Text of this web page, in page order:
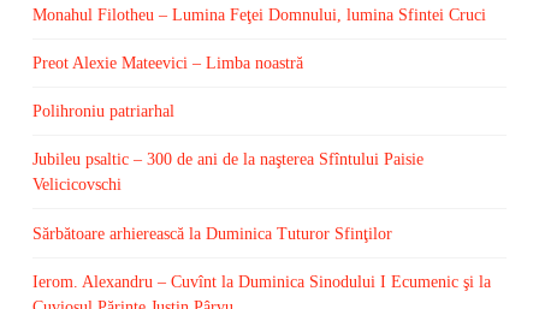
Monahul Filotheu – Lumina Feţei Domnului, lumina Sfintei Cruci
Preot Alexie Mateevici – Limba noastră
Polihroniu patriarhal
Jubileu psaltic – 300 de ani de la naşterea Sfîntului Paisie
Velicicovschi
Sărbătoare arhierească la Duminica Tuturor Sfinţilor
Ierom. Alexandru – Cuvînt la Duminica Sinodului I Ecumenic şi la